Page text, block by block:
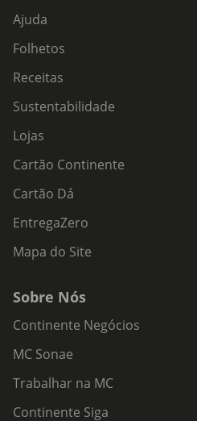
Ajuda
Folhetos
Receitas
Sustentabilidade
Lojas
Cartão Continente
Cartão Dá
EntregaZero
Mapa do Site
Sobre Nós
Continente Negócios
MC Sonae
Trabalhar na MC
Continente Siga